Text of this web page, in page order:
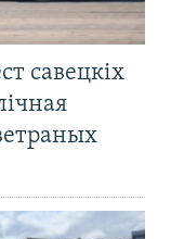
савецкіх